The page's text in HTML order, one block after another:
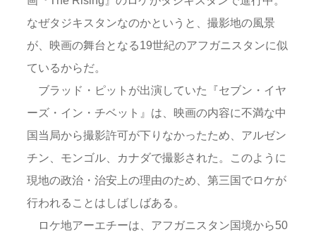
なぜタジキスタンなのかというと、撮影地の風景
が、映画の舞台となる19世紀のアフガニスタンに似
ているからだ。
ブラッド・ピットが出演していた『セブン・イヤ
ーズ・イン・チベット』は、映画の内容に不満な中
国当局から撮影許可が下りなかったため、アルゼン
チン、モンゴル、カナダで撮影された。このように
現地の政治・治安上の理由のため、第三国でロケが
行われることはしばしばある。
ロケ地アーエチーは、アフガニスタン国境から50